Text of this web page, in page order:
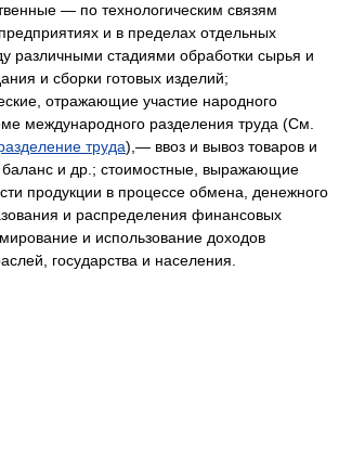
— по технологическим связям
и в пределах отдельных
различными стадиями обработки сырья и
и сборки готовых изделий;
отражающие участие народного
международного разделения труда (См.
труда), — ввоз и вывоз товаров и
баланс и др.; стоимостные, выражающие
продукции в процессе обмена, денежного
и распределения финансовых
и использование доходов
государства и населения.